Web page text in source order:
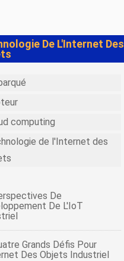
De L'Internet Des
computing
de l'Internet des
De
De L'IoT
Grands Défis Pour
Des Objets Industriel